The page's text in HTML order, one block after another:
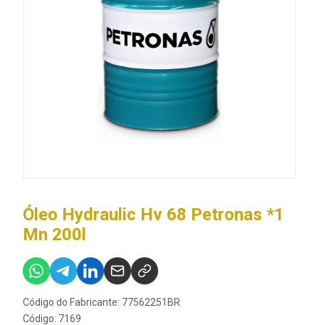
Óleo Hydraulic Hv 68 Petronas *1
Mn 200l
Código do Fabricante: 77562251BR
Código: 7169